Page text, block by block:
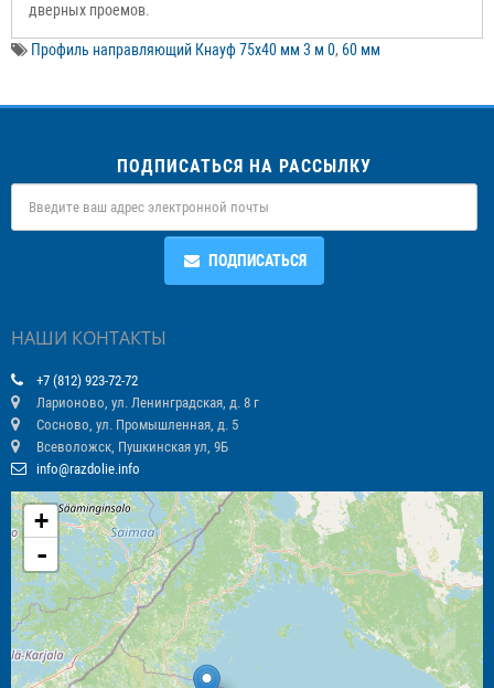
дверных проемов.
Профиль направляющий Кнауф 75х40 мм 3 м 0, 60 мм
ПОДПИСАТЬСЯ НА РАССЫЛКУ
ПОДПИСАТЬСЯ
НАШИ КОНТАКТЫ
+7 (812) 923-72-72
Ларионово, ул. Ленинградская, д. 8 г
Сосново, ул. Промышленная, д. 5
Всеволожск, Пушкинская ул, 9Б
info@razdolie.info
+
-